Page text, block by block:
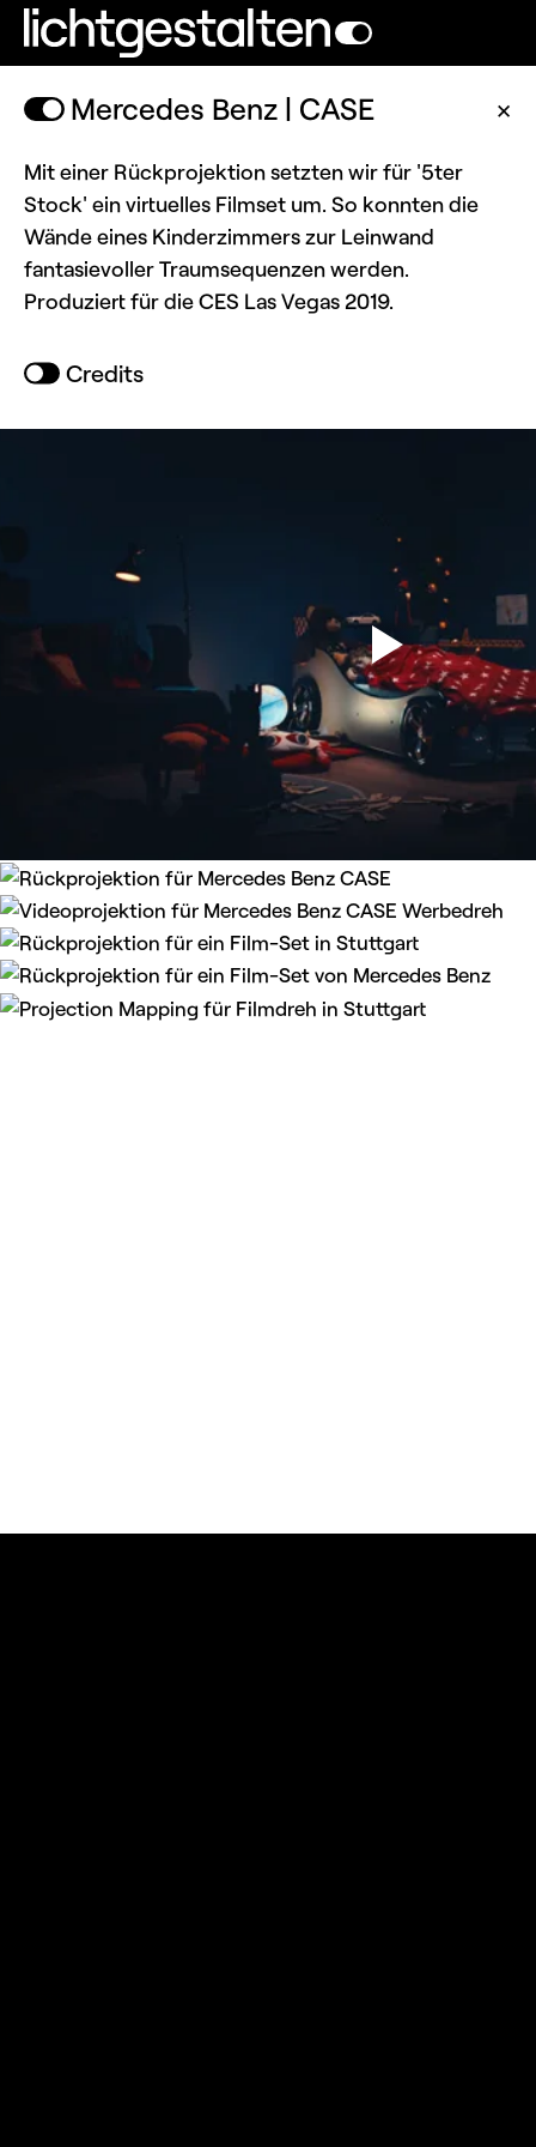
Mercedes Benz | CASE ✕
Mit einer Rückprojektion setzten wir für '5ter
Stock' ein virtuelles Filmset um. So konnten die
Wände eines Kinderzimmers zur Leinwand
fantasievoller Traumsequenzen werden.
Produziert für die CES Las Vegas 2019.
Credits